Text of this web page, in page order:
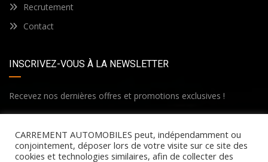
Recrutement
Contact
INSCRIVEZ-VOUS À LA NEWSLETTER
Recevez nos dernières offres et promotions exclusives !
CARREMENT AUTOMOBILES peut, indépendamment ou
conjointement, déposer lors de votre visite sur ce site des
cookies et technologies similaires, afin de collecter des